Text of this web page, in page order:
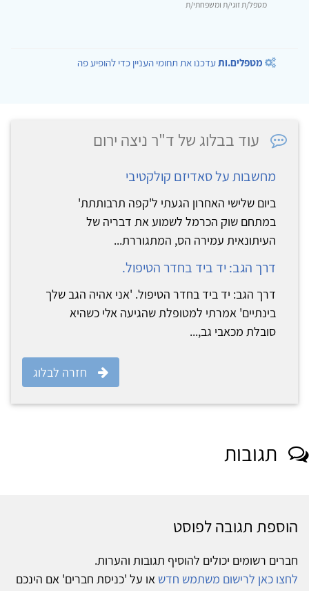
מטפל/ת זוגי/ת ומשפחתי/ת
מטפלים.ותעדכנו את תחומי העניין כדי להופיע פה
עוד בבלוג של ד"ר ניצה ירום
מחשבות על סאדיזם קולקטיבי
ביום שלישי האחרון הגעתי ל'קפה תרבותתת'
במתחם שוק הכרמל לשמוע את דבריה של
העיתונאית עמירה הס, המתגוררת...
דרך הגב: יד ביד בחדר הטיפול.
דרך הגב: יד ביד בחדר הטיפול. 'אני אהיה הגב שלך
בינתיים' אמרתי למטופלת שהגיעה אלי כשהיא
סובלת מכאבי גב,...
חזרה לבלוג
תגובות
הוספת תגובה לפוסט
חברים רשומים יכולים להוסיף תגובות והערות.
לחצו כאן לרישום משתמש חדש או על 'כניסת חברים' אם הינכם